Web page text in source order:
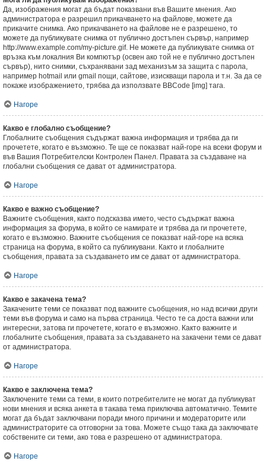
Да, изображения могат да бъдат показвани във Вашите мнения. Ако
администратора е разрешил прикачването на файлове, можете да
прикачите снимка. Ако прикачването на файлове не е разрешено, то
можете да публикувате снимка от публично достъпен сървър, например
http://www.example.com/my-picture.gif. Не можете да публикувате снимка от
връзка към локалния Ви компютър (освен ако той не е публично достъпен
сървър), нито снимки, съхранявани зад механизъм за защита с парола,
например hotmail или gmail пощи, сайтове, изискващи парола и т.н. За да се
покаже изображението, трябва да използвате BBCode [img] тага.
Нагоре
Какво е глобално съобщение?
Глобалните съобщения съдържат важна информация и трябва да ги
прочетете, когато е възможно. Те ще се показват най-горе на всеки форум и
във Вашия Потребителски Контролен Панел. Правата за създаване на
глобални съобщения се дават от администратора.
Нагоре
Какво е важно съобщение?
Важните съобщения, както подсказва името, често съдържат важна
информация за форума, в който се намирате и трябва да ги прочетете,
когато е възможно. Важните съобщения се показват най-горе на всяка
страница на форума, в който са публикувани. Както и глобалните
съобщения, правата за създаването им се дават от администратора.
Нагоре
Какво е закачена тема?
Закачените теми се показват под важните съобщения, но над всички други
теми във форума и само на първа страница. Често те са доста важни или
интересни, затова ги прочетете, когато е възможно. Както важните и
глобалните съобщения, правата за създаването на закачени теми се дават
от администратора.
Нагоре
Какво е заключена тема?
Заключените теми са теми, в които потребителите не могат да публикуват
нови мнения и всяка анкета в такава тема приключва автоматично. Темите
могат да бъдат заключвани поради много причини и модераторите или
администраторите са отговорни за това. Можете също така да заключвате
собствените си теми, ако това е разрешено от администратора.
Нагоре